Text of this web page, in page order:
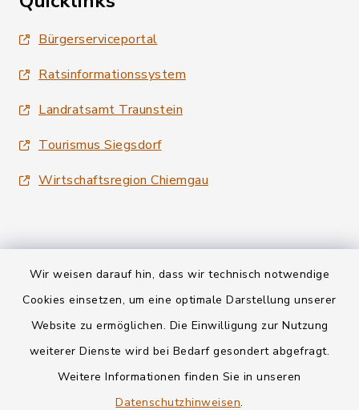
Wir weisen darauf hin, dass wir technisch notwendige
Cookies einsetzen, um eine optimale Darstellung unserer
Website zu ermöglichen. Die Einwilligung zur Nutzung
weiterer Dienste wird bei Bedarf gesondert abgefragt.
Weitere Informationen finden Sie in unseren
Datenschutzhinweisen.
Bürgerserviceportal
Ratsinformationssystem
Landratsamt Traunstein
Tourismus Siegsdorf
Wirtschaftsregion Chiemgau
Kontakt
Informationspflichten